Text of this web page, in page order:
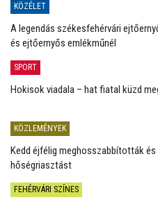
KÖZÉLET
A legendás székesfehérvári
és ejtőernyős emlékműnél
SPORT
Hokisok viadala – hat fiatal küzd
KÖZLEMÉNYEK
Kedd éjfélig meghosszabbították
hőségriasztást
FEHÉRVÁRI SZÍNES